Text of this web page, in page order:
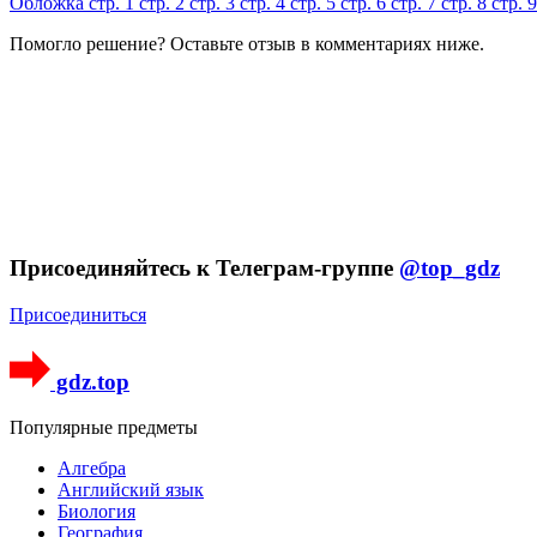
Помогло решение? Оставьте отзыв в комментариях ниже.
Присоединяйтесь к Телеграм-группе @top_gdz
Присоединиться
gdz.top
Популярные предметы
Алгебра
Английский язык
Биология